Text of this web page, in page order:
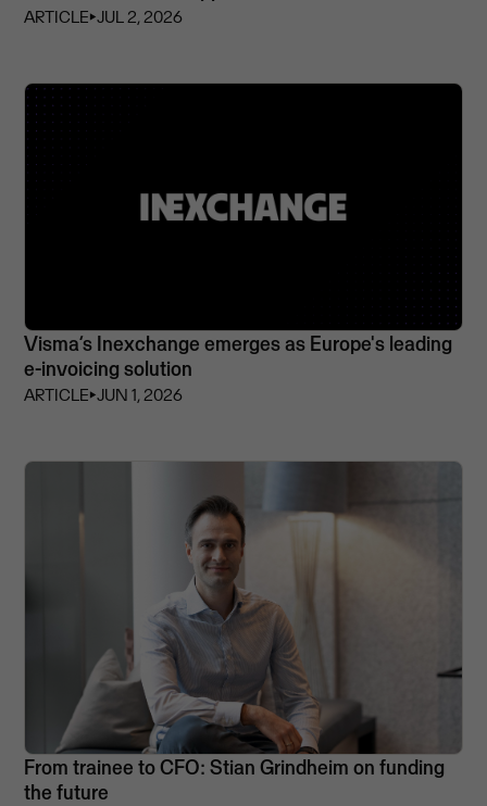
ARTICLE⏵JUL 2, 2026
Visma’s Inexchange emerges as Europe's leading
e-invoicing solution
ARTICLE⏵JUN 1, 2026
From trainee to CFO: Stian Grindheim on funding
the future